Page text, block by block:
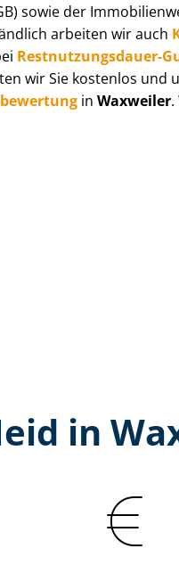
sowie der
arbeiten wir auch
Rest­nut­zungs­dau­er-
wir Sie kostenlos und
inWaxweiler
in